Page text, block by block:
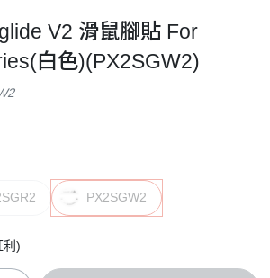
V2 滑鼠腳貼 For
白色)(PX2SGW2)
PX2SGW2
利)